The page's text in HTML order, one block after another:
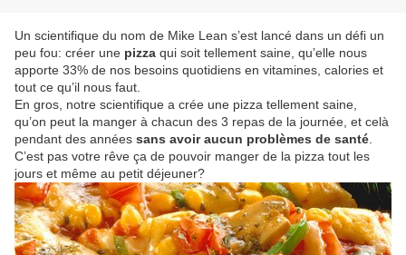
Un scientifique du nom de Mike Lean s’est lancé dans un défi un
peu fou: créer une pizza qui soit tellement saine, qu’elle nous
apporte 33% de nos besoins quotidiens en vitamines, calories et
tout ce qu’il nous faut.
En gros, notre scientifique a crée une pizza tellement saine,
qu’on peut la manger à chacun des 3 repas de la journée, et celà
pendant des années sans avoir aucun problèmes de santé
C’est pas votre rêve ça de pouvoir manger de la pizza tout les
jours et même au petit déjeuner?